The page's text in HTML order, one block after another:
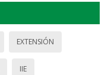
EXTENSIÓN
IIE